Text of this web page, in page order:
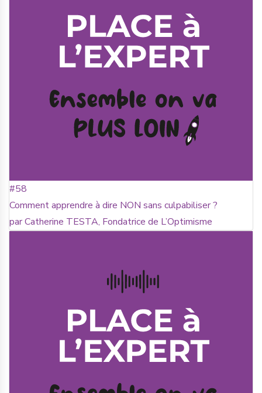
#58
Comment apprendre à dire NON sans culpabiliser ?
par Catherine TESTA, Fondatrice de L’Optimisme